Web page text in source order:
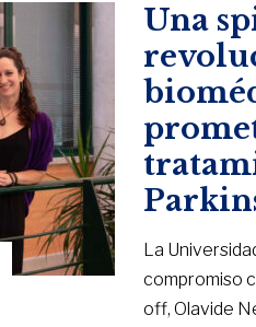
Una
La
compromiso
off, Olavide